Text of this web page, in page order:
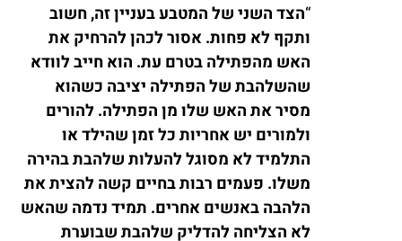
“הצד השני של המטבע בעניין זה, חשוב
ותקף לא פחות. אסור לכהן להרחיק את
האש מהפתילה בטרם עת. הוא חייב לוודא
שהשלהבת של הפתילה יציבה כשהוא
מסיר את האש שלו מן הפתילה. להורים
ולמורים יש אחריות כל זמן שהילד או
התלמיד לא מסוגל להעלות שלהבת בהירה
משלו. פעמים רבות בחיים קשה להצית את
הלהבה באנשים אחרים. תמיד נדמה שהאש
לא הצליחה להדליק שלהבת שבוערת